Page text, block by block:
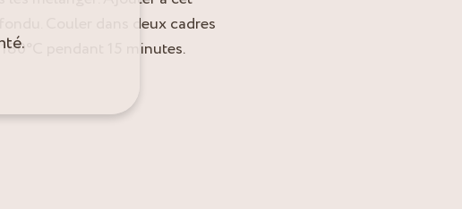
Couler dans deux cadres
pendant 15 minutes.